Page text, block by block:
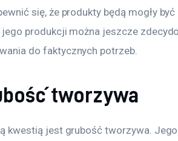
się, że produkty będą mogły
jego produkcji można jeszcze
do faktycznych potrzeb.
tworzywa
kwestią jest grubość tworzywa.